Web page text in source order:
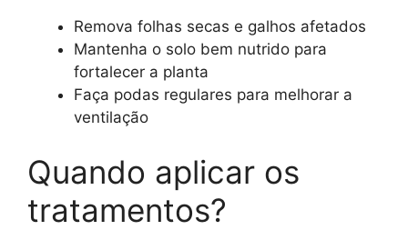
Remova folhas secas e galhos afetados
Mantenha o solo bem nutrido para
fortalecer a planta
Faça podas regulares para melhorar a
ventilação
Quando aplicar os
tratamentos?